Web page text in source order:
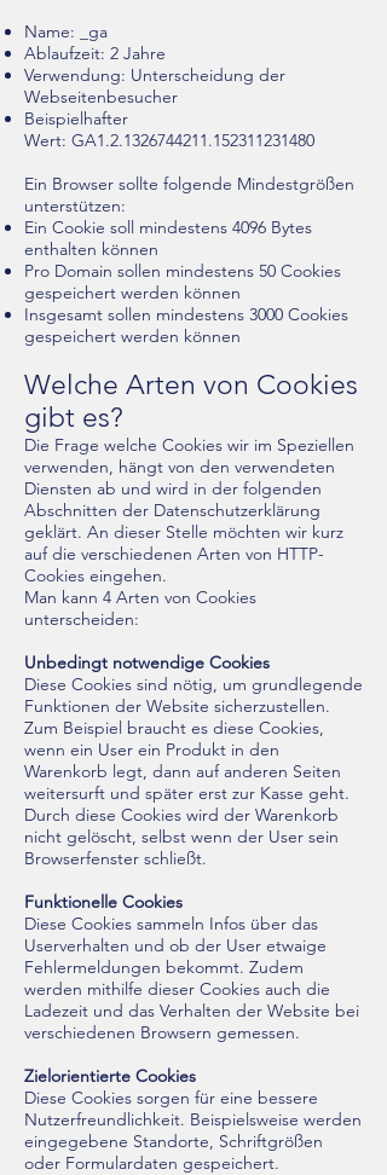
Name: _ga
Ablaufzeit: 2 Jahre
Verwendung: Unterscheidung der
Webseitenbesucher
Beispielhafter
Wert: GA1.2.1326744211.152311231480
Ein Browser sollte folgende Mindestgrößen
unterstützen:
Ein Cookie soll mindestens 4096 Bytes
enthalten können
Pro Domain sollen mindestens 50 Cookies
gespeichert werden können
Insgesamt sollen mindestens 3000 Cookies
gespeichert werden können
Welche Arten von Cookies
gibt es?
Die Frage welche Cookies wir im Speziellen
verwenden, hängt von den verwendeten
Diensten ab und wird in der folgenden
Abschnitten der Datenschutzerklärung
geklärt. An dieser Stelle möchten wir kurz
auf die verschiedenen Arten von HTTP-
Cookies eingehen.
Man kann 4 Arten von Cookies
unterscheiden:
Unbedingt notwendige Cookies
Diese Cookies sind nötig, um grundlegende
Funktionen der Website sicherzustellen.
Zum Beispiel braucht es diese Cookies,
wenn ein User ein Produkt in den
Warenkorb legt, dann auf anderen Seiten
weitersurft und später erst zur Kasse geht.
Durch diese Cookies wird der Warenkorb
nicht gelöscht, selbst wenn der User sein
Browserfenster schließt.
Funktionelle Cookies
Diese Cookies sammeln Infos über das
Userverhalten und ob der User etwaige
Fehlermeldungen bekommt. Zudem
werden mithilfe dieser Cookies auch die
Ladezeit und das Verhalten der Website bei
verschiedenen Browsern gemessen.
Zielorientierte Cookies
Diese Cookies sorgen für eine bessere
Nutzerfreundlichkeit. Beispielsweise werden
eingegebene Standorte, Schriftgrößen
oder Formulardaten gespeichert.